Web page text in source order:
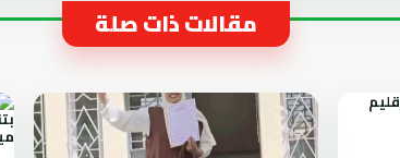
مقالات ذات صلة